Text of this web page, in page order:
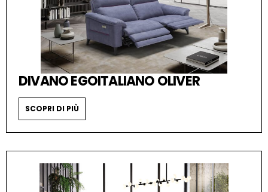
DIVANO EGOITALIANO OLIVER
SCOPRI DI PIÙ